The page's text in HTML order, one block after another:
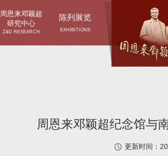
周恩来邓颖超
研究中心
Z&D RESEARCH
陈列展览
EXHIBITIONS
周恩来邓颖超纪念馆与
更新时间：